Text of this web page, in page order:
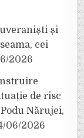
și
cei
2026
de risc
Nărujei,
06/2026